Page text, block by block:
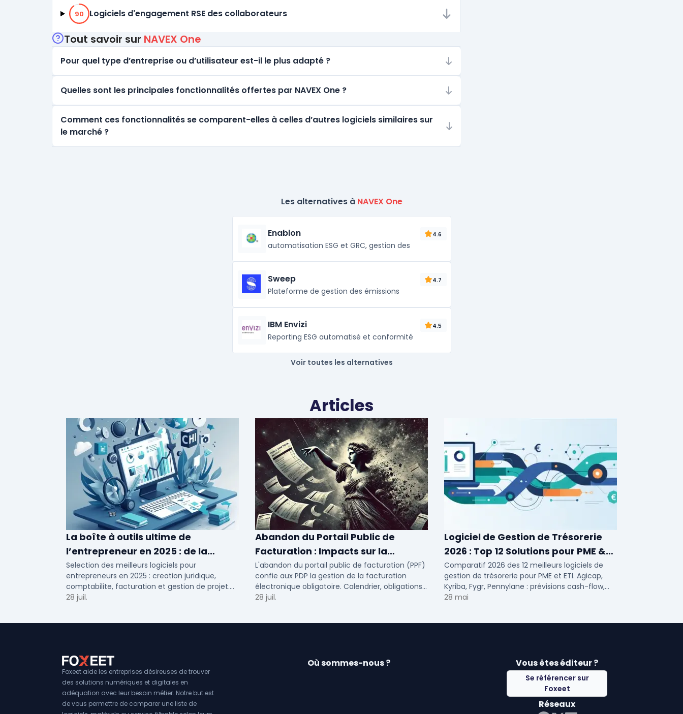
90% de compatibilité
90 Logiciels d'engagement RSE des collaborateurs
Tout savoir sur NAVEX One
Pour quel type d’entreprise ou d’utilisateur est-il le plus adapté ?
Quelles sont les principales fonctionnalités offertes par NAVEX One ?
Comment ces fonctionnalités se comparent-elles à celles d’autres logiciels similaires sur
le marché ?
Les alternatives à NAVEX One
Enablon 4.6
automatisation ESG et GRC, gestion des
Sweep 4.7
Plateforme de gestion des émissions
IBM Envizi 4.5
Reporting ESG automatisé et conformité
Voir toutes les alternatives
Articles
La boîte à outils ultime de
l’entrepreneur en 2025 : de la
création à la gestion
Selection des meilleurs logiciels pour
entrepreneurs en 2025 : creation juridique,
comptabilite, facturation et gestion de projet.
Outils adaptes aux TPE, PME et independants en
28 juil.
Abandon du Portail Public de
Facturation : Impacts sur la
Facturation Électronique
Obligatoire
L'abandon du portail public de facturation (PPF)
confie aux PDP la gestion de la facturation
électronique obligatoire. Calendrier, obligations
et solutions pour TPE, PME et ETI.
28 juil.
Logiciel de Gestion de Trésorerie
2026 : Top 12 Solutions pour PME &
ETI
Comparatif 2026 des 12 meilleurs logiciels de
gestion de trésorerie pour PME et ETI. Agicap,
Kyriba, Fygr, Pennylane : prévisions cash-flow,
consolidation bancaire, tarifs et avis.
28 mai
Foxeet aide les entreprises désireuses de trouver
des solutions numériques et digitales en
adéquation avec leur besoin métier. Notre but est
de vous permettre de comparer une liste de
Où sommes-nous ? Vous êtes éditeur ?
Se référencer sur
Foxeet
Réseaux